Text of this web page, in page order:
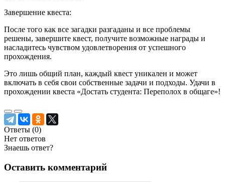
Завершение квеста:
После того как все загадки разгаданы и все проблемы
решены, завершите квест, получите возможные награды и
насладитесь чувством удовлетворения от успешного
прохождения.
Это лишь общий план, каждый квест уникален и может
включать в себя свои собственные задачи и подходы. Удачи в
прохождении квеста «Достать студента: Переполох в общаге»!
Ответы (0)
Нет ответов
Знаешь ответ?
Оставить комментарий